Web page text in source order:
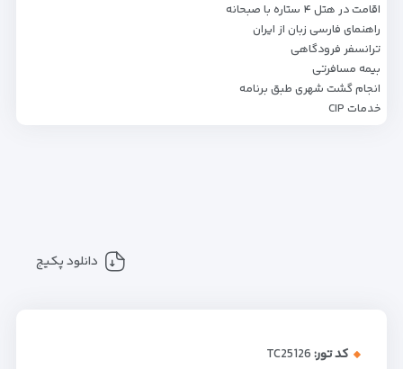
اقامت در هتل ۴ ستاره با صبحانه
راهنمای فارسی زبان از ایران
ترانسفر فرودگاهی
بیمه مسافرتی
انجام گشت شهری طبق برنامه
خدمات CIP
دانلود پکیج
کد تور:TC25126